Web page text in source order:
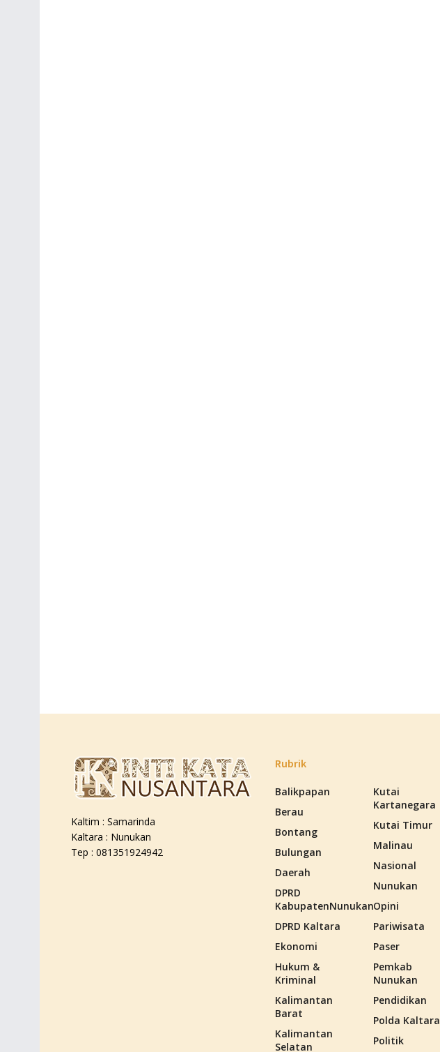
Kaltim : Samarinda
Kaltara : Nunukan
Tep : 081351924942
Rubrik
Balikpapan
Berau
Bontang
Bulungan
Daerah
DPRD
KabupatenNunukan
DPRD Kaltara
Ekonomi
Hukum &
Kriminal
Kalimantan
Barat
Kalimantan
Selatan
Kutai
Kartanegara
Kutai Timur
Malinau
Nasional
Nunukan
Opini
Pariwisata
Paser
Pemkab
Nunukan
Pendidikan
Polda Kaltara
Politik